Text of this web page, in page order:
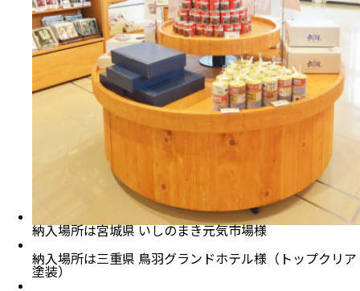
納入場所は宮城県 いしのまき元気市場様
納入場所は三重県 鳥羽グランドホテル様（トップクリア
塗装）